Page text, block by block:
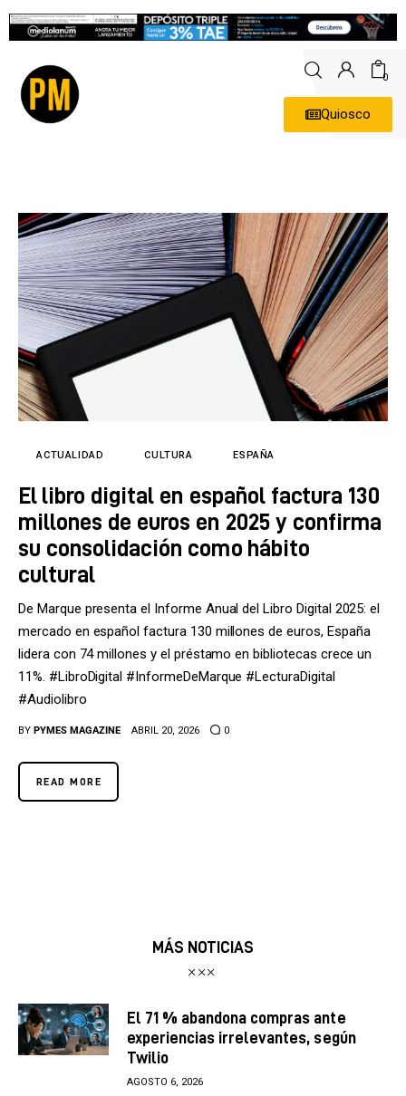
0
Quiosco
Economía
Empresas
Entrevistas
Expertos
Tecnología
Cultura
LifeStyle
Directorio
ACTUALIDAD CULTURA ESPAÑA
El libro digital en español factura 130
millones de euros en 2025 y confirma
su consolidación como hábito
cultural
De Marque presenta el Informe Anual del Libro Digital 2025: el
mercado en español factura 130 millones de euros, España
lidera con 74 millones y el préstamo en bibliotecas crece un
11%. #LibroDigital #InformeDeMarque #LecturaDigital
#Audiolibro
BY PYMES MAGAZINE ABRIL 20, 2026 0
READ MORE
MÁS NOTICIAS
El 71 % abandona compras ante
experiencias irrelevantes, según
Twilio
AGOSTO 6, 2026